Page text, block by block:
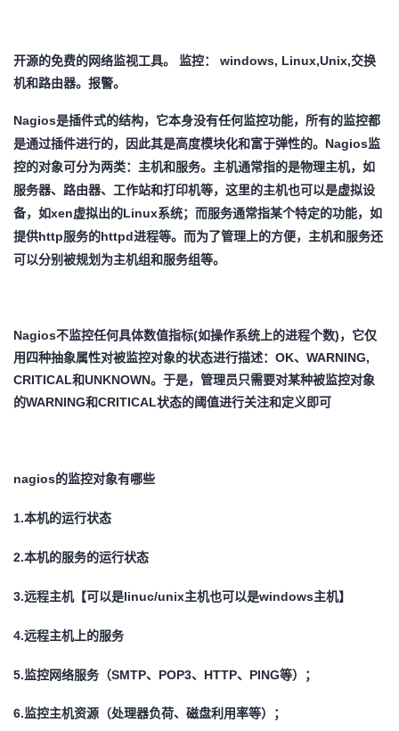
者
我
的
博
客
我
的
论
我
的
子
我
直
播
的
活
我
的
我
开
发
者
学
堂
Programs
的
支
持
我
开源的免费的网络监视工具。 监控： windows, Linux,Unix,交换
机和路由器。报警。
Nagios是插件式的结构，它本身没有任何监控功能，所有的监控都
是通过插件进行的，因此其是高度模块化和富于弹性的。Nagios监
控的对象可分为两类：主机和服务。主机通常指的是物理主机，如
服务器、路由器、工作站和打印机等，这里的主机也可以是虚拟设
备，如xen虚拟出的Linux系统；而服务通常指某个特定的功能，如
提供http服务的httpd进程等。而为了管理上的方便，主机和服务还
可以分别被规划为主机组和服务组等。
Nagios不监控任何具体数值指标(如操作系统上的进程个数)，它仅
用四种抽象属性对被监控对象的状态进行描述：OK、WARNING,
CRITICAL和UNKNOWN。于是，管理员只需要对某种被监控对象
的WARNING和CRITICAL状态的阈值进行关注和定义即可
nagios的监控对象有哪些
1.本机的运行状态
2.本机的服务的运行状态
3.远程主机【可以是linuc/unix主机也可以是windows主机】
4.远程主机上的服务
5.监控网络服务（SMTP、POP3、HTTP、PING等）；
6.监控主机资源（处理器负荷、磁盘利用率等）；